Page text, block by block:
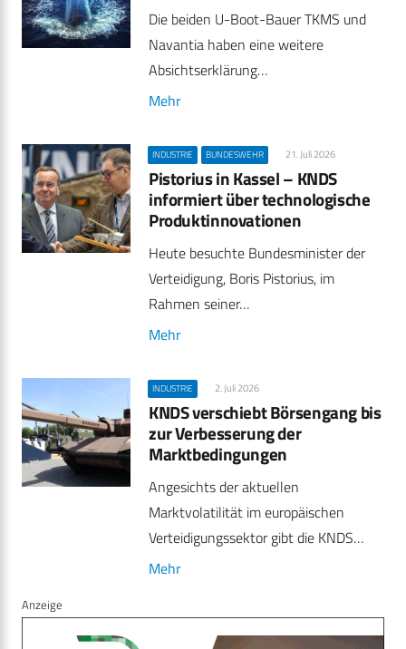
Die beiden U-Boot-Bauer TKMS und
Navantia haben eine weitere
Absichtserklärung…
Mehr
INDUSTRIE BUNDESWEHR 21. Juli 2026
Pistorius in Kassel – KNDS
informiert über technologische
Produktinnovationen
Heute besuchte Bundesminister der
Verteidigung, Boris Pistorius, im
Rahmen seiner…
Mehr
INDUSTRIE 2. Juli 2026
KNDS verschiebt Börsengang bis
zur Verbesserung der
Marktbedingungen
Angesichts der aktuellen
Marktvolatilität im europäischen
Verteidigungssektor gibt die KNDS…
Mehr
Anzeige